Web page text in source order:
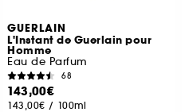
GUERLAIN
L'Instant de Guerlain pour
Homme
Eau de Parfum
68
143,00€
143,00€ / 100ml